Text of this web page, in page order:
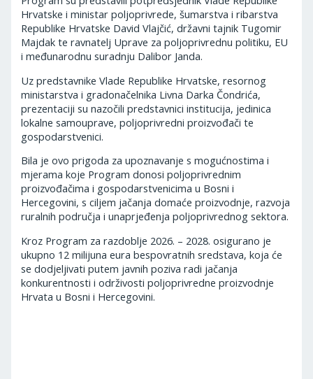
Hrvatske i ministar poljoprivrede, šumarstva i ribarstva
Republike Hrvatske David Vlajčić, državni tajnik Tugomir
Majdak te ravnatelj Uprave za poljoprivrednu politiku, EU
i međunarodnu suradnju Dalibor Janda.
Uz predstavnike Vlade Republike Hrvatske, resornog
ministarstva i gradonačelnika Livna Darka Čondrića,
prezentaciji su nazočili predstavnici institucija, jedinica
lokalne samouprave, poljoprivredni proizvođači te
gospodarstvenici.
Bila je ovo prigoda za upoznavanje s mogućnostima i
mjerama koje Program donosi poljoprivrednim
proizvođačima i gospodarstvenicima u Bosni i
Hercegovini, s ciljem jačanja domaće proizvodnje, razvoja
ruralnih područja i unaprjeđenja poljoprivrednog sektora.
Kroz Program za razdoblje 2026. – 2028. osigurano je
ukupno 12 milijuna eura bespovratnih sredstava, koja će
se dodjeljivati putem javnih poziva radi jačanja
konkurentnosti i održivosti poljoprivredne proizvodnje
Hrvata u Bosni i Hercegovini.